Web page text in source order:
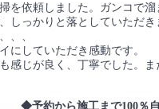
を依頼しました。ガンコで溜
しっかりと落としていただき
、、
にしていただき感動です。
感じが良く、丁寧でした。ま
◆予約から施工まで100％